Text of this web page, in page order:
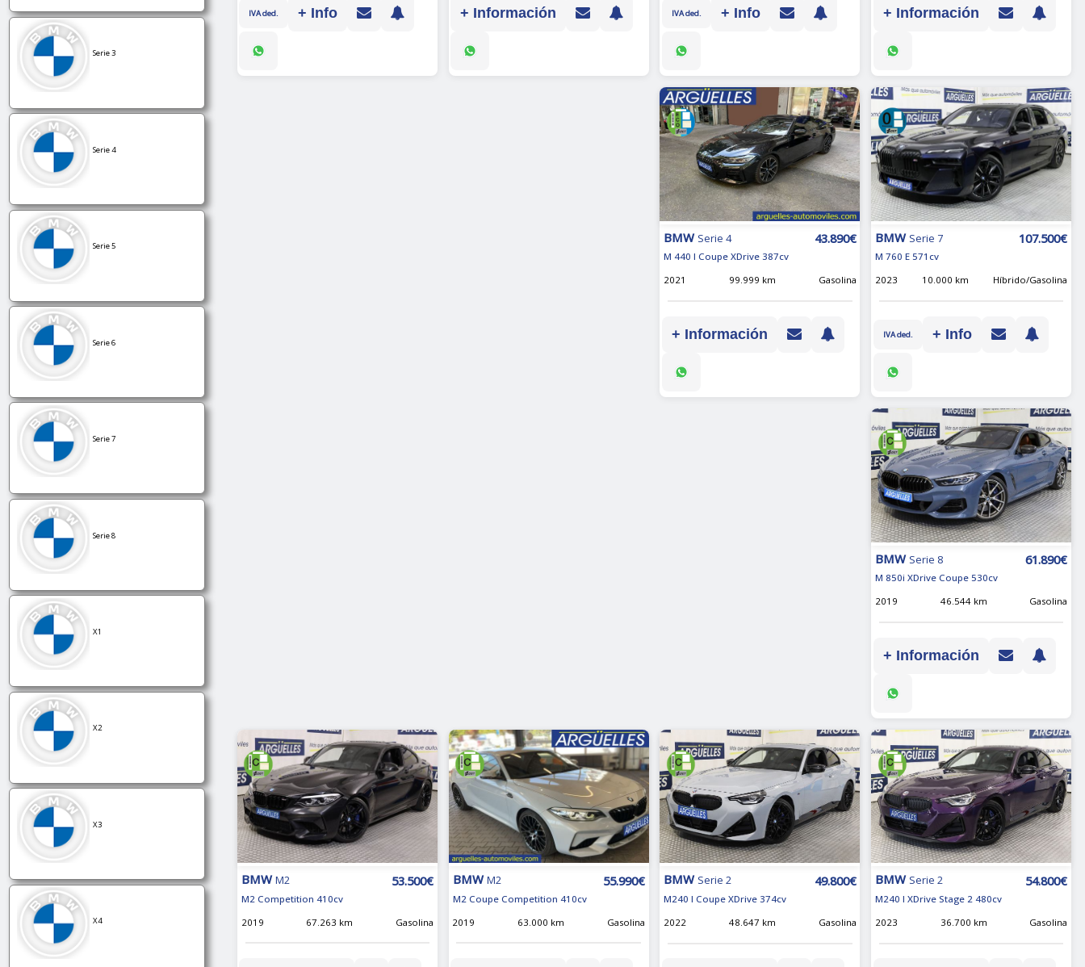
IVA ded. + Info + Información IVA ded. + Info + Información
BMW Serie 4 43.890€
M 440 I Coupe XDrive 387cv
2021
99.999 km Gasolina
+ Información
BMW Serie 7 107.500€
M 760 E 571cv
2023
10.000 km Híbrido/Gasolina
IVA ded. + Info
BMW Serie 8 61.890€
M 850i XDrive Coupe 530cv
2019
46.544 km Gasolina
+ Información
BMW M2 53.500€
M2 Competition 410cv
2019
67.263 km Gasolina
BMW M2 55.990€
M2 Coupe Competition 410cv
2019
63.000 km Gasolina
BMW Serie 2 49.800€
M240 I Coupe XDrive 374cv
2022
48.647 km Gasolina
BMW Serie 2 54.800€
M240 I XDrive Stage 2 480cv
2023
36.700 km Gasolina
Serie 3
Serie 4
Serie 5
Serie 6
Serie 7
Serie 8
X1
X2
X3
X4